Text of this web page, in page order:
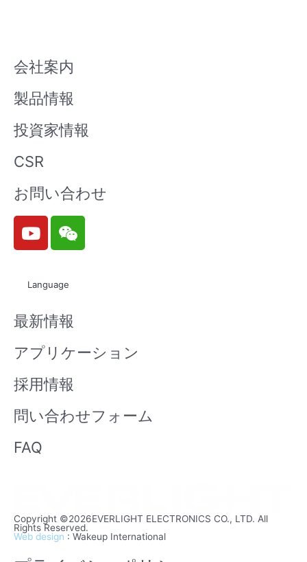
会社案内
製品情報
投資家情報
CSR
お問い合わせ
Y
o
u
b
e
W
e
i
n
Language
最新情報
アプリケーション
採用情報
問い合わせフォーム
FAQ
Copyright ©2026EVERLIGHT ELECTRONICS CO., LTD. All
Rights Reserved.
Web design : Wakeup International